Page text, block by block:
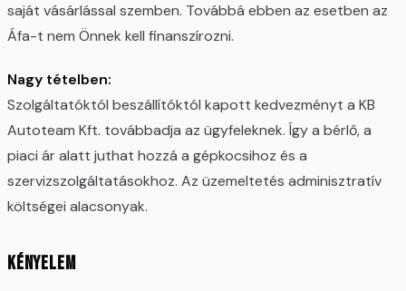
saját vásárlással szemben. Továbbá ebben az esetben az
Áfa-t nem Önnek kell finanszírozni.
Nagy tételben:
Szolgáltatóktól beszállítóktól kapott kedvezményt a KB
Autoteam Kft. továbbadja az ügyfeleknek. Így a bérlő, a
piaci ár alatt juthat hozzá a gépkocsihoz és a
szervizszolgáltatásokhoz. Az üzemeltetés adminisztratív
költségei alacsonyak.
Kényelem